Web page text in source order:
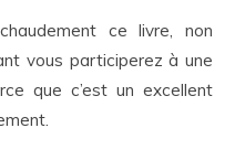
ce livre, non
vous participerez à une
que c’est un excellent